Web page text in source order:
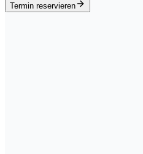
Termin reservieren